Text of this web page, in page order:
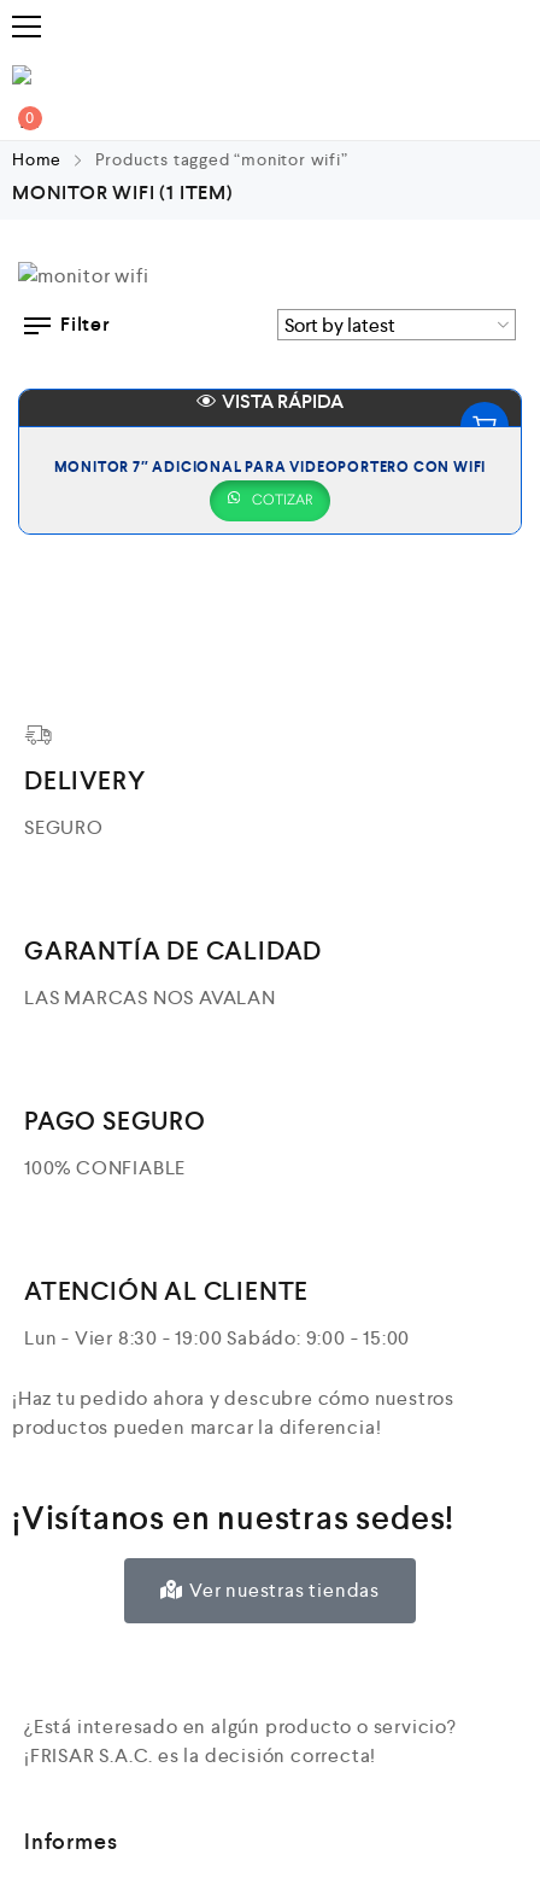
0
Home Products tagged “monitor wifi”
MONITOR WIFI(1 ITEM)
Filter
VISTA RÁPIDA
MONITOR 7″ ADICIONAL PARA VIDEOPORTERO CON WIFI
COTIZAR
DELIVERY
SEGURO
GARANTÍA DE CALIDAD
LAS MARCAS NOS AVALAN
PAGO SEGURO
100% CONFIABLE
ATENCIÓN AL CLIENTE
Lun - Vier 8:30 - 19:00 Sabádo: 9:00 - 15:00
¡Haz tu pedido ahora y descubre cómo nuestros
productos pueden marcar la diferencia!
¡Visítanos en nuestras sedes!
Ver nuestras tiendas
¿Está interesado en algún producto o servicio?
¡FRISAR S.A.C. es la decisión correcta!
Informes